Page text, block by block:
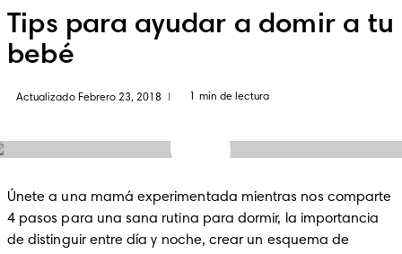
Tips para ayudar a domir a tu
bebé
Actualizado Febrero 23, 2018 1 min de lectura
Únete a una mamá experimentada mientras nos comparte
4 pasos para una sana rutina para dormir, la importancia
de distinguir entre día y noche, crear un esquema de